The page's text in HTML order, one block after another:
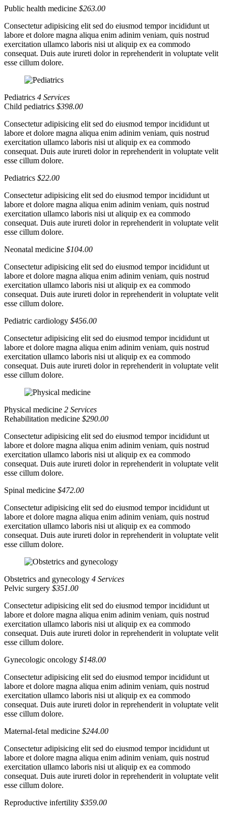
Public health medicine $263.00
Consectetur adipisicing elit sed do eiusmod tempor incididunt ut
labore et dolore magna aliqua enim adinim veniam, quis nostrud
exercitation ullamco laboris nisi ut aliquip ex ea commodo
consequat. Duis aute irureti dolor in reprehenderit in voluptate velit
esse cillum dolore.
Pediatrics 4 Services
Child pediatrics $398.00
Consectetur adipisicing elit sed do eiusmod tempor incididunt ut
labore et dolore magna aliqua enim adinim veniam, quis nostrud
exercitation ullamco laboris nisi ut aliquip ex ea commodo
consequat. Duis aute irureti dolor in reprehenderit in voluptate velit
esse cillum dolore.
Pediatrics $22.00
Consectetur adipisicing elit sed do eiusmod tempor incididunt ut
labore et dolore magna aliqua enim adinim veniam, quis nostrud
exercitation ullamco laboris nisi ut aliquip ex ea commodo
consequat. Duis aute irureti dolor in reprehenderit in voluptate velit
esse cillum dolore.
Neonatal medicine $104.00
Consectetur adipisicing elit sed do eiusmod tempor incididunt ut
labore et dolore magna aliqua enim adinim veniam, quis nostrud
exercitation ullamco laboris nisi ut aliquip ex ea commodo
consequat. Duis aute irureti dolor in reprehenderit in voluptate velit
esse cillum dolore.
Pediatric cardiology $456.00
Consectetur adipisicing elit sed do eiusmod tempor incididunt ut
labore et dolore magna aliqua enim adinim veniam, quis nostrud
exercitation ullamco laboris nisi ut aliquip ex ea commodo
consequat. Duis aute irureti dolor in reprehenderit in voluptate velit
esse cillum dolore.
Physical medicine 2 Services
Rehabilitation medicine $290.00
Consectetur adipisicing elit sed do eiusmod tempor incididunt ut
labore et dolore magna aliqua enim adinim veniam, quis nostrud
exercitation ullamco laboris nisi ut aliquip ex ea commodo
consequat. Duis aute irureti dolor in reprehenderit in voluptate velit
esse cillum dolore.
Spinal medicine $472.00
Consectetur adipisicing elit sed do eiusmod tempor incididunt ut
labore et dolore magna aliqua enim adinim veniam, quis nostrud
exercitation ullamco laboris nisi ut aliquip ex ea commodo
consequat. Duis aute irureti dolor in reprehenderit in voluptate velit
esse cillum dolore.
Obstetrics and gynecology 4 Services
Pelvic surgery $351.00
Consectetur adipisicing elit sed do eiusmod tempor incididunt ut
labore et dolore magna aliqua enim adinim veniam, quis nostrud
exercitation ullamco laboris nisi ut aliquip ex ea commodo
consequat. Duis aute irureti dolor in reprehenderit in voluptate velit
esse cillum dolore.
Gynecologic oncology $148.00
Consectetur adipisicing elit sed do eiusmod tempor incididunt ut
labore et dolore magna aliqua enim adinim veniam, quis nostrud
exercitation ullamco laboris nisi ut aliquip ex ea commodo
consequat. Duis aute irureti dolor in reprehenderit in voluptate velit
esse cillum dolore.
Maternal-fetal medicine $244.00
Consectetur adipisicing elit sed do eiusmod tempor incididunt ut
labore et dolore magna aliqua enim adinim veniam, quis nostrud
exercitation ullamco laboris nisi ut aliquip ex ea commodo
consequat. Duis aute irureti dolor in reprehenderit in voluptate velit
esse cillum dolore.
Reproductive infertility $359.00